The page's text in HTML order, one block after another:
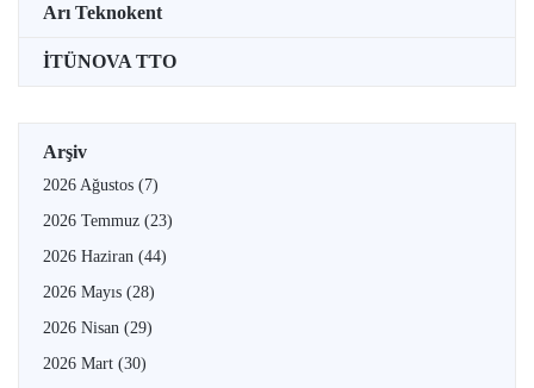
Arı Teknokent
İTÜNOVA TTO
Arşiv
2026 Ağustos (7)
2026 Temmuz (23)
2026 Haziran (44)
2026 Mayıs (28)
2026 Nisan (29)
2026 Mart (30)